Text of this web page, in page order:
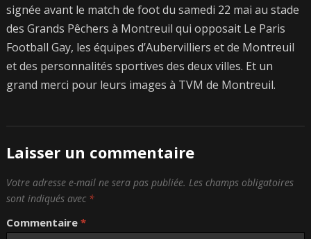
signée avant le match de foot du samedi 22 mai au stade
des Grands Pêchers à Montreuil qui opposait Le Paris
Football Gay, les équipes d’Aubervilliers et de Montreuil
et des personnalités sportives des deux villes. Et un
grand merci pour leurs images à TVM de Montreuil.
Laisser un commentaire
Votre adresse e-mail ne sera pas publiée. Les champs obligatoires
sont indiqués avec *
Commentaire *